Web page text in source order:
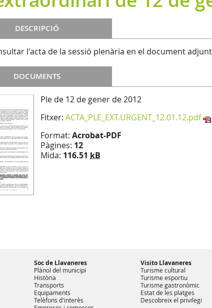
DESCRIPCIÓ
l'acta de la sessió plenària en el document
DOCUMENTS
Ple de 12 de gener de 2012
Fitxer: ACTA_PLE_EXT.URGENT_12.01.12.pdf
Format: Acrobat-PDF
Pàgines: 12
Mida: 116.51 kB
Soc de Llavaneres
Plànol del municipi
Història
Transports
Equipaments
Telèfons d'interès
Visito Llavaneres
Turisme cultural
Turisme esportiu
Turisme gastronòmic
Estat de les platges
Descobreix el privilegi